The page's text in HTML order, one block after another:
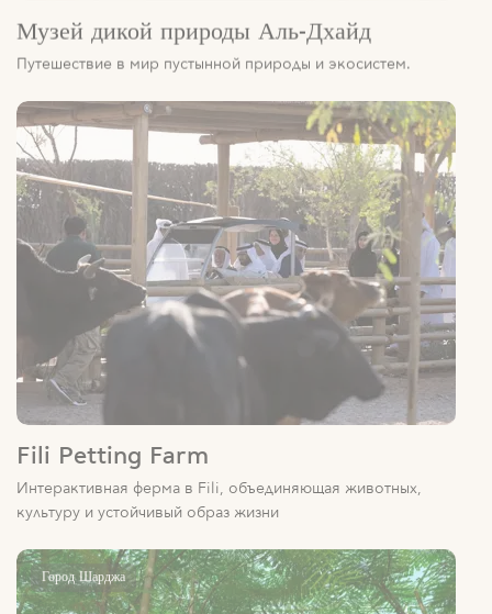
Fili Petting Farm
Интерактивная ферма в Fili, объединяющая животных,
культуру и устойчивый образ жизни
Город Шарджа